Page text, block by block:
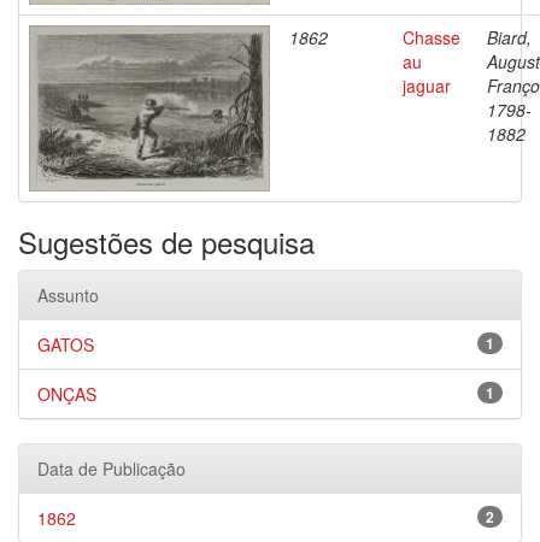
1862
Chasse
au
jaguar
Biard,
1798-
1882
Sugestões de pesquisa
Assunto
1
GATOS
1
ONÇAS
Data de Publicação
2
1862